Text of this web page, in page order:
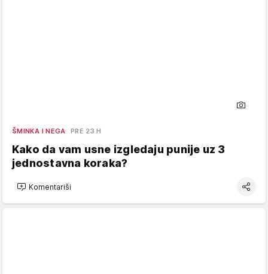
ŠMINKA I NEGA PRE 23 H
Kako da vam usne izgledaju punije uz 3
jednostavna koraka?
Komentariši